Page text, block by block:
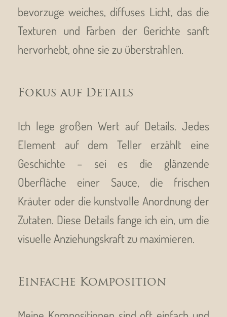
bevorzuge weiches, diffuses Licht, das die
Texturen und Farben der Gerichte sanft
hervorhebt, ohne sie zu überstrahlen.
Fokus auf Details
Ich lege großen Wert auf Details. Jedes
Element auf dem Teller erzählt eine
Geschichte – sei es die glänzende
Oberfläche einer Sauce, die frischen
Kräuter oder die kunstvolle Anordnung der
Zutaten. Diese Details fange ich ein, um die
visuelle Anziehungskraft zu maximieren.
Einfache Komposition